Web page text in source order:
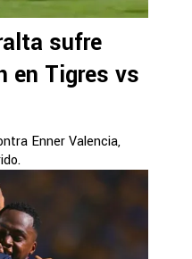
sufre
en Tigres vs
Enner Valencia,